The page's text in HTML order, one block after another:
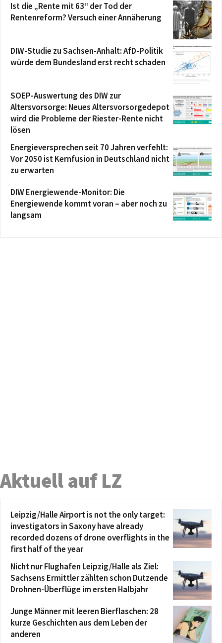
Ist die „Rente mit 63“ der Tod der
Rentenreform? Versuch einer Annäherung
DIW-Studie zu Sachsen-Anhalt: AfD-Politik
würde dem Bundesland erst recht schaden
SOEP-Auswertung des DIW zur
Altersvorsorge: Neues Altersvorsorgedepot
wird die Probleme der Riester-Rente nicht
lösen
Energieversprechen seit 70 Jahren verfehlt:
Vor 2050 ist Kernfusion in Deutschland nicht
zu erwarten
DIW Energiewende-Monitor: Die
Energiewende kommt voran – aber noch zu
langsam
Aktuell auf LZ
Leipzig/Halle Airport is not the only target:
investigators in Saxony have already
recorded dozens of drone overflights in the
first half of the year
Nicht nur Flughafen Leipzig/Halle als Ziel:
Sachsens Ermittler zählten schon Dutzende
Drohnen-Überflüge im ersten Halbjahr
Junge Männer mit leeren Bierflaschen: 28
kurze Geschichten aus dem Leben der
anderen